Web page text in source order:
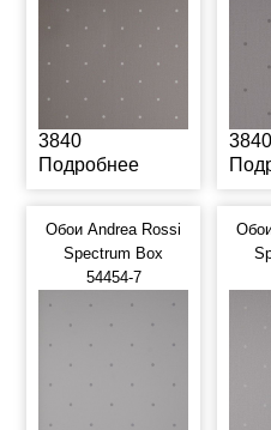
3840
Подробнее
3840
Обои Andrea Rossi
Spectrum Box
54454-7